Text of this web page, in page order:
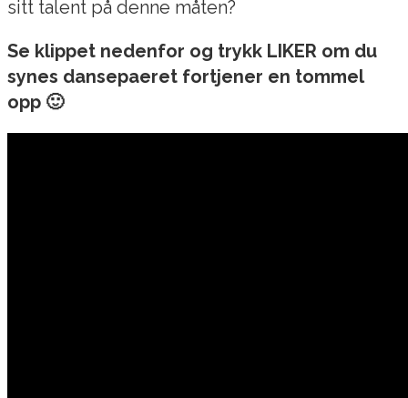
sitt talent på denne måten?
Se klippet nedenfor og trykk LIKER om du
synes dansepaeret fortjener en tommel
opp 🙂